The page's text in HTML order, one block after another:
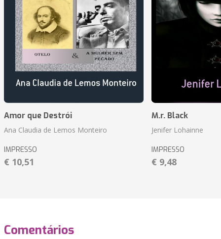
Amor que Destrói
Ana Claudia de Lemos Monteiro
IMPRESSO
€ 10,51
M.r. Black
Jenifer Lohainne
IMPRESSO
€ 9,48
Comentários